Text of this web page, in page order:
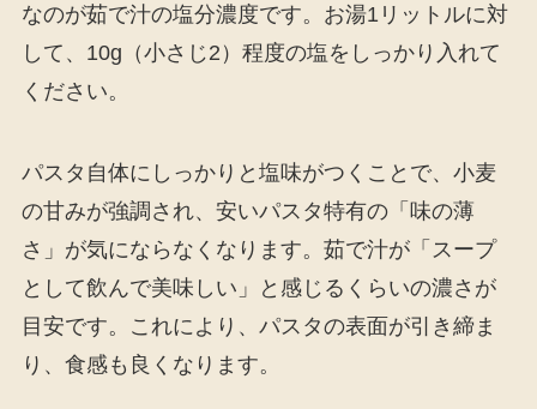
なのが茹で汁の塩分濃度です。お湯1リットルに対
して、10g（小さじ2）程度の塩をしっかり入れて
ください。
パスタ自体にしっかりと塩味がつくことで、小麦
の甘みが強調され、安いパスタ特有の「味の薄
さ」が気にならなくなります。茹で汁が「スープ
として飲んで美味しい」と感じるくらいの濃さが
目安です。これにより、パスタの表面が引き締ま
り、食感も良くなります。